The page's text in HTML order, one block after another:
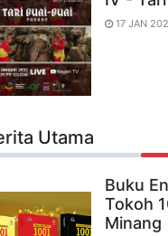
17 JAN
Utama
Buku
Tokoh
Minang